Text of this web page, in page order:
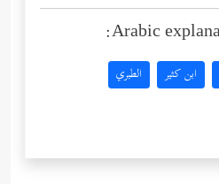
Arabic
ابن كثير الطبري